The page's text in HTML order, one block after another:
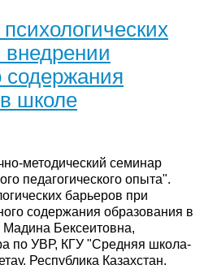
содержания
школе
методический семинар
педагогического опыта".
барьеров при
содержания образования в
Бексеитовна,
по УВР, КГУ "Средняя школа-
Республика Казахстан,